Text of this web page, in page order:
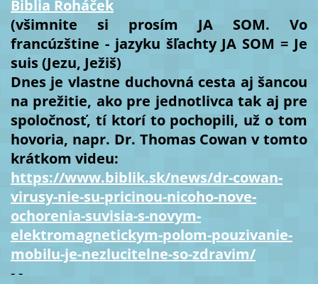
Biblia Roháček
(všimnite si prosím JA SOM. Vo
francúzštine - jazyku šľachty JA SOM = Je
suis (Jezu, Ježiš)
Dnes je vlastne duchovná cesta aj šancou
na prežitie, ako pre jednotlivca tak aj pre
spoločnosť, tí ktorí to pochopili, už o tom
hovoria, napr. Dr. Thomas Cowan v tomto
krátkom videu:
https://www.biblik.sk/news/dr-cowan-
virusy-nie-su-pricinou-nicoho-nove-
ochorenia-suvisia-s-novym-
elektromagnetickym-polom-pouzivanie-
mobilu-je-nezlucitelne-so-zdravim/
- -